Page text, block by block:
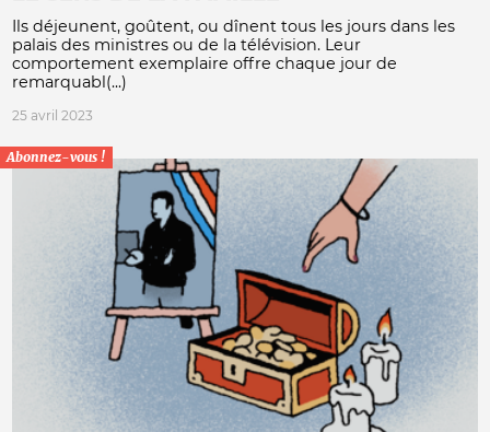
Ils déjeunent, goûtent, ou dînent tous les jours dans les
palais des ministres ou de la télévision. Leur
comportement exemplaire offre chaque jour de
remarquabl(...)
25 avril 2023
Abonnez-vous !